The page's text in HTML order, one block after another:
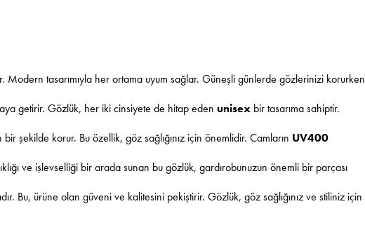
tasarımıyla her ortama uyum sağlar. Güneşli günlerde gözlerinizi korurken
getirir. Gözlük, her iki cinsiyete de hitap eden unisex bir tasarıma sahiptir.
şekilde korur. Bu özellik, göz sağlığınız için önemlidir. Camların UV400
ve işlevselliği bir arada sunan bu gözlük, gardırobunuzun önemli bir parçası
Bu, ürüne olan güveni ve kalitesini pekiştirir. Gözlük, göz sağlığınız ve stiliniz için